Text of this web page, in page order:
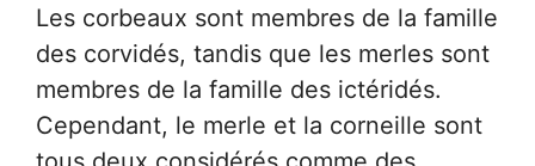
Les corbeaux sont membres de la famille
des corvidés, tandis que les merles sont
membres de la famille des ictéridés.
Cependant, le merle et la corneille sont